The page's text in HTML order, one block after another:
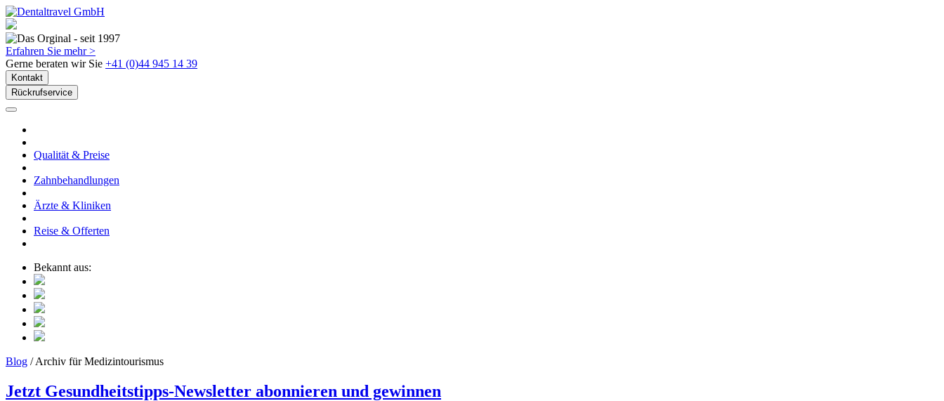
Erfahren Sie mehr >
Gerne beraten wir Sie +41 (0)44 945 14 39
Kontakt
Rückrufservice
Qualität & Preise
Zahnbehandlungen
Ärzte & Kliniken
Reise & Offerten
Bekannt aus:
Blog / Archiv für Medizintourismus
Jetzt Gesundheitstipps-Newsletter abonnieren und gewinnen